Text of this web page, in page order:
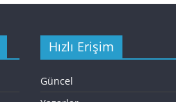
Hızlı Erişim
Güncel